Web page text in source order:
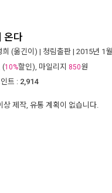
온다
희 (옮긴이) | 청림출판 | 2015년 1월
(10%할인), 마일리지 850원
트 : 2,914
제작, 유통 계획이 없습니다.